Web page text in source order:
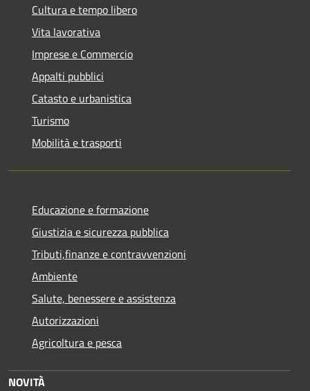
Cultura e tempo libero
Vita lavorativa
Imprese e Commercio
Appalti pubblici
Catasto e urbanistica
Turismo
Mobilità e trasporti
Educazione e formazione
Giustizia e sicurezza pubblica
Tributi,finanze e contravvenzioni
Ambiente
Salute, benessere e assistenza
Autorizzazioni
Agricoltura e pesca
NOVITÀ